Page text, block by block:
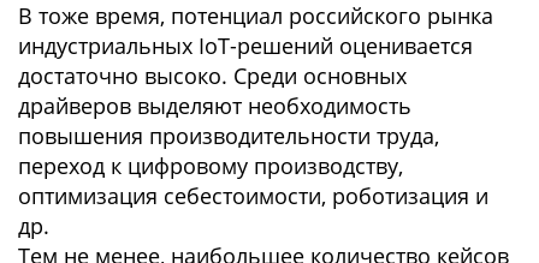
В тоже время, потенциал российского рынка
индустриальных IoT-решений оценивается
достаточно высоко. Среди основных
драйверов выделяют необходимость
повышения производительности труда,
переход к цифровому производству,
оптимизация себестоимости, роботизация и
др.
Тем не менее, наибольшее количество кейсов